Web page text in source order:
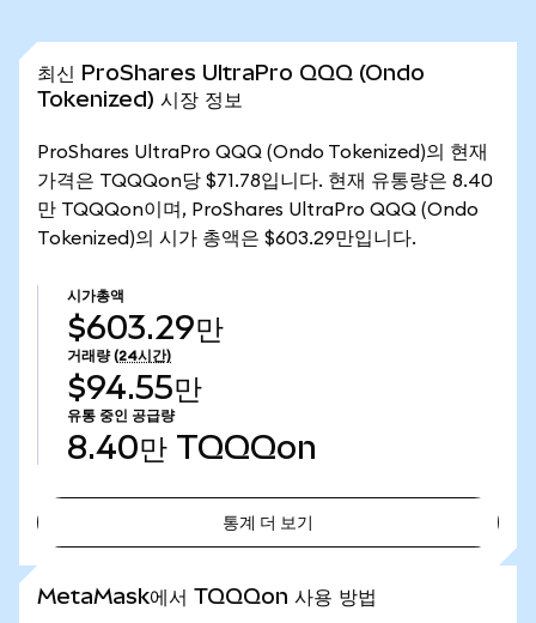
최신 ProShares UltraPro QQQ (Ondo
Tokenized) 시장 정보
ProShares UltraPro QQQ (Ondo Tokenized)의 현재
가격은 TQQQon당 $71.78입니다. 현재 유통량은 8.40
만 TQQQon이며, ProShares UltraPro QQQ (Ondo
Tokenized)의 시가 총액은 $603.29만입니다.
시가총액
$603.29만
거래량 (24시간)
$94.55만
유통 중인 공급량
8.40만 TQQQon
통계 더 보기
MetaMask에서 TQQQon 사용 방법